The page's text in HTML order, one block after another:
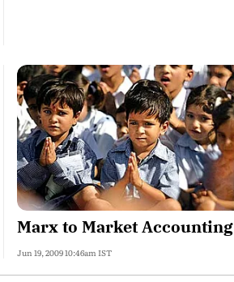
Marx to Market Accounting
Jun 19, 2009 10:46am IST